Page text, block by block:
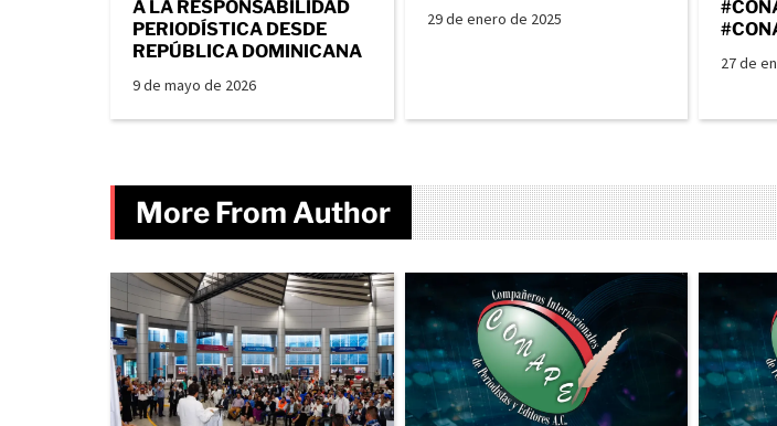
A LA RESPONSABILIDAD
PERIODÍSTICA DESDE
REPÚBLICA DOMINICANA
9 de mayo de 2026
29 de enero de 2025
27 de
More From Author